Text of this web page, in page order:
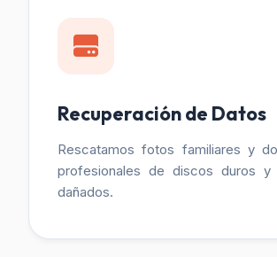
Recuperación de Datos
Rescatamos fotos familiares y
profesionales de discos duros y
dañados.